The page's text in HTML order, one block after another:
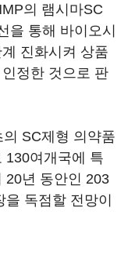
의 램시마SC
을 통해 바이오시
진화시켜 상품
정한 것으로 판
SC제형 의약품
130여개국에 특
20년 동안인 203
독점할 전망이